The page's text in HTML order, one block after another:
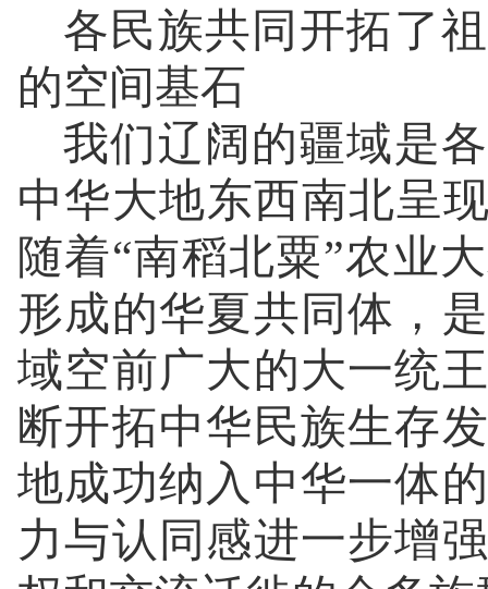
各民族共同开拓了
的空间基石
我们辽阔的疆域是
中华大地东西南北呈
随着“南稻北粟”农业
形成的华夏共同体，
域空前广大的大一统
断开拓中华民族生存
地成功纳入中华一体
力与认同感进一步增